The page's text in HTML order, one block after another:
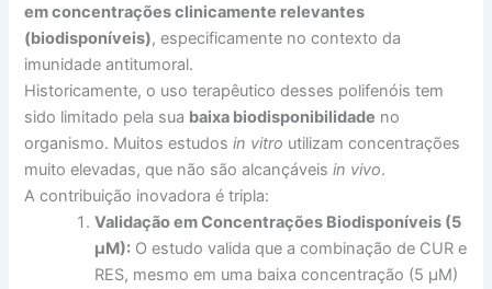
em concentrações clinicamente relevantes
(biodisponíveis), especificamente no contexto da
imunidade antitumoral.
Historicamente, o uso terapêutico desses polifenóis tem
sido limitado pela sua baixa biodisponibilidade no
organismo. Muitos estudosin vitro utilizam concentrações
muito elevadas, que não são alcançáveisin vivo.
A contribuição inovadora é tripla:
Validação em Concentrações Biodisponíveis (5
µM): O estudo valida que a combinação de CUR e
RES, mesmo em uma baixa concentração (5 µM)